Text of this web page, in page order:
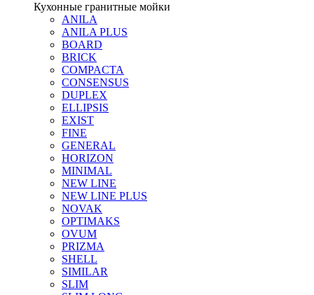
Кухонные гранитные мойки
ANILA
ANILA PLUS
BOARD
BRICK
COMPACTA
CONSENSUS
DUPLEX
ELLIPSIS
EXIST
FINE
GENERAL
HORIZON
MINIMAL
NEW LINE
NEW LINE PLUS
NOVAK
OPTIMAKS
OVUM
PRIZMA
SHELL
SIMILAR
SLIM